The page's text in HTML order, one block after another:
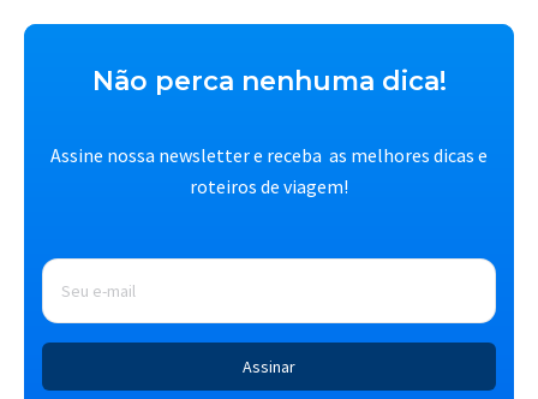
Não perca nenhuma dica!
Assine nossa newsletter e receba as melhores dicas e
roteiros de viagem!
E-
mail *